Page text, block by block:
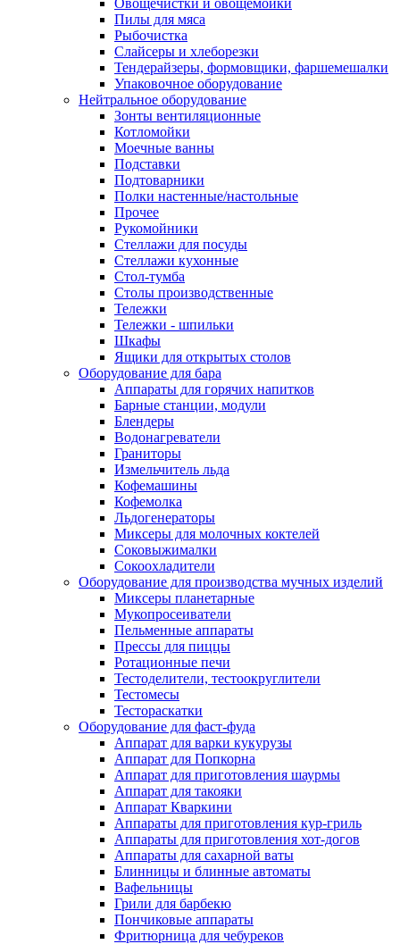
Овощечистки и овощемойки
Пилы для мяса
Рыбочистка
Слайсеры и хлеборезки
Тендерайзеры, формовщики, фаршемешалки
Упаковочное оборудование
Нейтральное оборудование
Зонты вентиляционные
Котломойки
Моечные ванны
Подставки
Подтоварники
Полки настенные/настольные
Прочее
Рукомойники
Стеллажи для посуды
Стеллажи кухонные
Стол-тумба
Столы производственные
Тележки
Тележки - шпильки
Шкафы
Ящики для открытых столов
Оборудование для бара
Аппараты для горячих напитков
Барные станции, модули
Блендеры
Водонагреватели
Граниторы
Измельчитель льда
Кофемашины
Кофемолка
Льдогенераторы
Миксеры для молочных коктелей
Соковыжималки
Сокоохладители
Оборудование для производства мучных изделий
Миксеры планетарные
Мукопросеиватели
Пельменные аппараты
Прессы для пиццы
Ротационные печи
Тестоделители, тестоокруглители
Тестомесы
Тестораскатки
Оборудование для фаст-фуда
Аппарат для варки кукурузы
Аппарат для Попкорна
Аппарат для приготовления шаурмы
Аппарат для такояки
Аппарат Кваркини
Аппараты для приготовления кур-гриль
Аппараты для приготовления хот-догов
Аппараты для сахарной ваты
Блинницы и блинные автоматы
Вафельницы
Грили для барбекю
Пончиковые аппараты
Фритюрница для чебуреков